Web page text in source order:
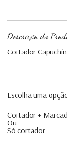
Descrição do
Cortador
Escolha uma
Cortador +
Ou
Só cortador